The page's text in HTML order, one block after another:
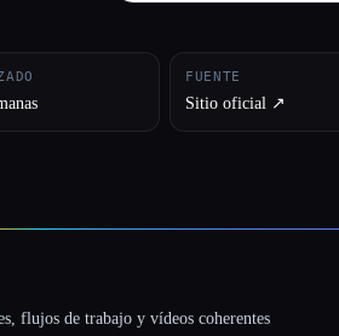
FUENTE
Sitio oficial ↗︎
flujos de trabajo y vídeos coherentes